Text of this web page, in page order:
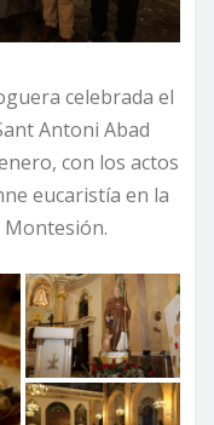
celebrada el
Antoni Abad
con los actos
eucaristía en la